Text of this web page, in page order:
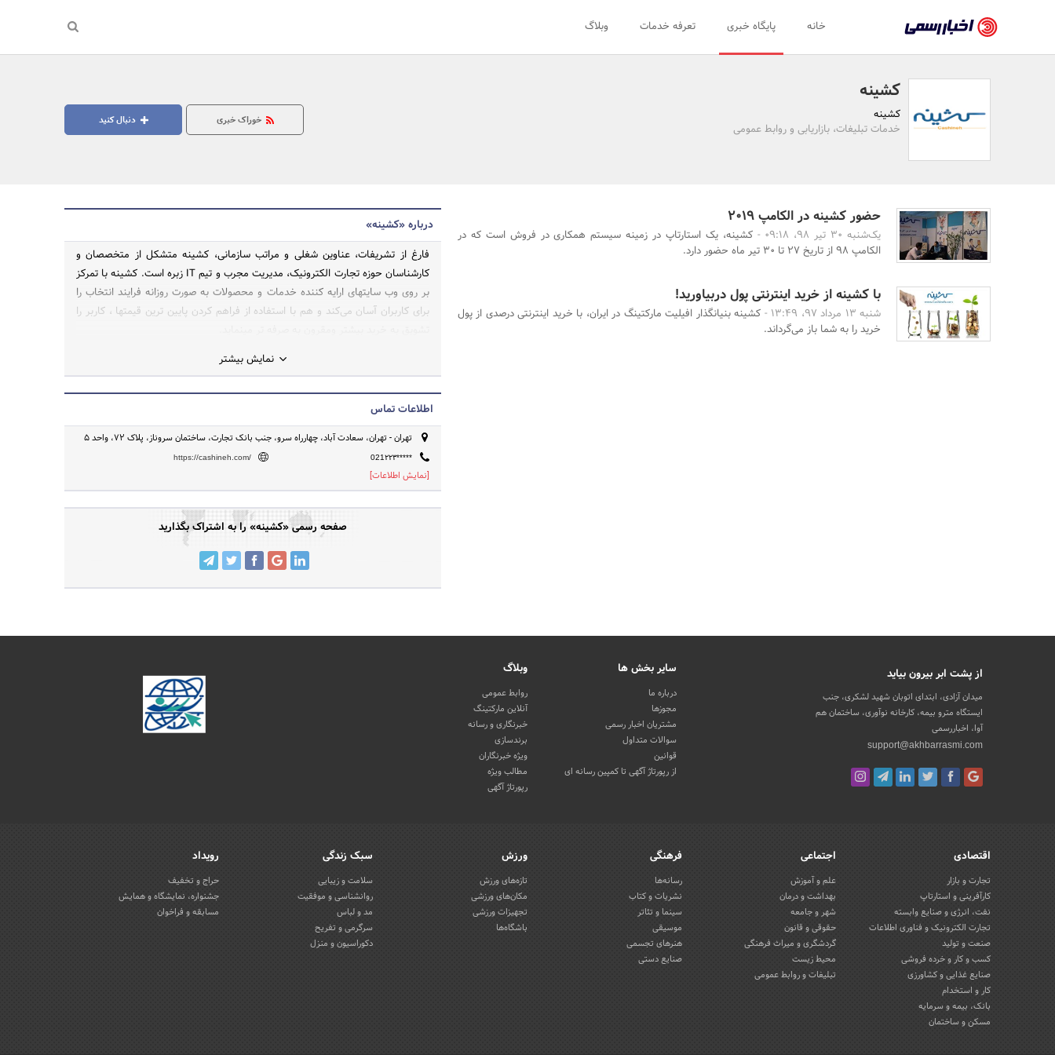
رسمی
-
اخبار
تایید
سازمان‌ها
و
روابط
عمومی‌ها
خانه پایگاه خبری تعرفه خدمات وبلاگ
جستجو
کشینه
کشینه
خدمات تبلیغات، بازاریابی و روابط عمومی
دنبال کنید خوراک خبری
حضور کشینه در الکامپ ۲۰۱۹
یک‌شنبه 30 تیر 98، 09:18 -
کشینه، یک استارتاپ در زمینه سیستم همکاری در فروش است که در
الکامپ ۹۸ از تاریخ ۲۷ تا ۳۰ تیر ماه حضور دارد.
با کشینه از خرید اینترنتی پول دربیاورید!
شنبه 13 مرداد 97، 13:49 -
کشینه بنیانگذار افیلیت مارکتینگ در ایران، با خرید اینترنتی درصدی از پول
خرید را به شما باز می‌گرداند.
درباره «کشینه»
فارغ از تشریفات، عناوین شغلی و مراتب سازمانی، کشینه متشکل از متخصصان و
کارشناسان حوزه تجارت الکترونیک، مدیریت مجرب و تیم IT زبره است. کشینه با تمرکز
بر روی وب سایتهای ارایه کننده خدمات و محصولات به صورت روزانه فرایند انتخاب را
برای کاربران آسان می‌کند و هم با استفاده از فراهم کردن پایین ترین قیمتها ، کاربر را
نمایش بیشتر
اطلاعات تماس
تهران - تهران، سعادت آباد، چهارراه سرو، جنب بانک تجارت، ساختمان سروناز، پلاک ۷۲، واحد ۵
021۲۲۳***** https://cashineh.com/
[نمایش اطلاعات]
صفحه رسمی «کشینه» را به اشتراک بگذارید
از پشت ابر بیرون بیاید
میدان آزادی، ابتدای اتوبان شهید لشکری، جنب
ایستگاه مترو بیمه، کارخانه نوآوری، ساختمان هم
آوا، اخباررسمی
support@akhbarrasmi.com
سایر بخش ها
درباره ما
مجوزها
مشتریان اخبار رسمی
سوالات متداول
قوانین
از رپورتاژ آگهی تا کمپین رسانه ای
وبلاگ
روابط عمومی
آنلاین مارکتینگ
خبرنگاری و رسانه
برندسازی
ویژه خبرنگاران
مطالب ویژه
رپورتاژ آگهی
اقتصادی
تجارت و بازار
کارآفرینی و استارتاپ
نفت، انرژی و صنایع وابسته
تجارت الکترونیک و فناوری اطلاعات
صنعت و تولید
کسب و کار و خرده فروشی
صنایع غذایی و کشاورزی
کار و استخدام
بانک، بیمه و سرمایه
مسکن و ساختمان
اجتماعی
علم و آموزش
بهداشت و درمان
شهر و جامعه
حقوقی و قانون
گردشگری و میراث فرهنگی
محیط زیست
تبلیغات و روابط عمومی
فرهنگی
رسانه‌ها
نشریات و کتاب
سینما و تئاتر
موسیقی
هنرهای تجسمی
صنایع دستی
ورزش
تازه‌های ورزش
مکان‌های ورزشی
تجهیزات ورزشی
باشگاه‌ها
سبک زندگی
سلامت و زیبایی
روانشناسی و موفقیت
مد و لباس
سرگرمی و تفریح
دکوراسیون و منزل
رویداد
حراج و تخفیف
جشنواره، نمایشگاه و همایش
مسابقه و فراخوان